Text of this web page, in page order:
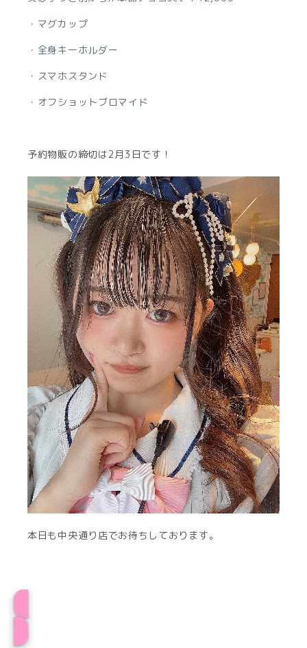
・マグカップ
・全身キーホルダー
・スマホスタンド
・オフショットブロマイド
予約物販の締切は2月3日です！
本日も中央通り店でお待ちしております。